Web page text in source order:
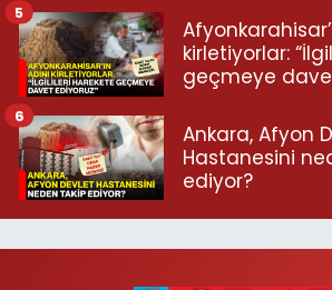
kirletiyorlar:
geçmeye
5
Ankara, Afyon
Hastanesini
ediyor?
6